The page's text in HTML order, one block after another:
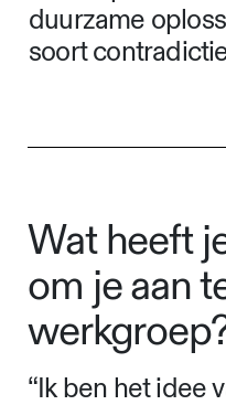
duurzame
soort
Wat heeft
om je aan
“Ik ben het idee